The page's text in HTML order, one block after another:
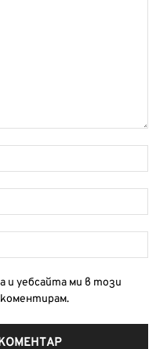
и уебсайта ми в този